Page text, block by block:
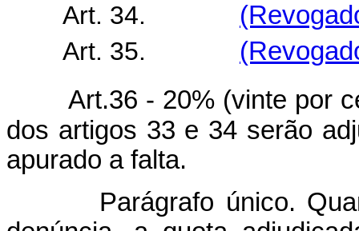
Art. 34.
Art. 35.
Art.36 - 20% (vinte por
dos artigos 33 e 34 serão
apurado a falta.
Parágrafo único.